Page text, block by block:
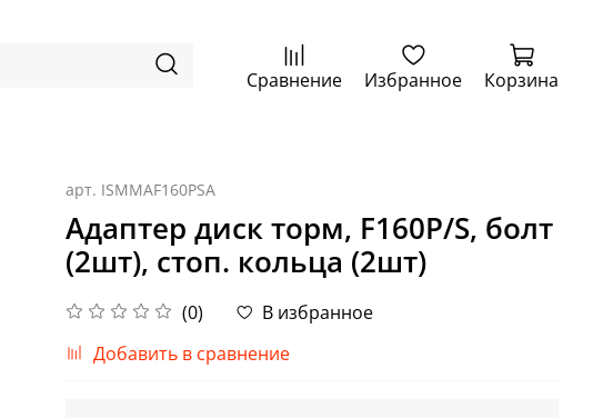
Сравнение Избранное Корзина
арт. ISMMAF160PSA
Адаптер диск торм, F160P/S, болт
(2шт), стоп. кольца (2шт)
(0)
В избранное
Добавить в сравнение